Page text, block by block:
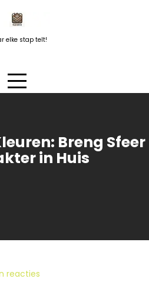
elke stap telt!
Breng Sfeer
in Huis
reacties